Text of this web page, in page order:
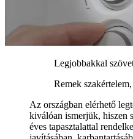
Legjobbakkal
Remek
Az országban elérhető
kiválóan ismerjük, hiszen
éves tapasztalattal